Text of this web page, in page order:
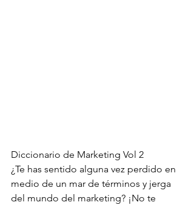
Diccionario de Marketing Vol 2
¿Te has sentido alguna vez perdido en
medio de un mar de términos y jerga
del mundo del marketing? ¡No te